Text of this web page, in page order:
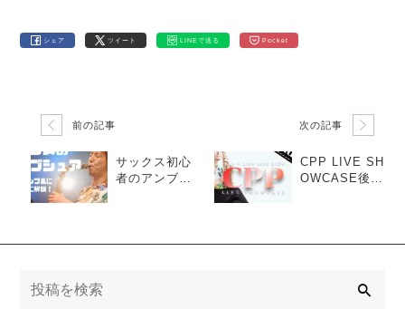
シェア ツイート LINEで送る Pocket
前の記事
サックス初心
者のアンブシ
方を伝授しま
次の記事
CPP LIVE SH
OWCASE後日